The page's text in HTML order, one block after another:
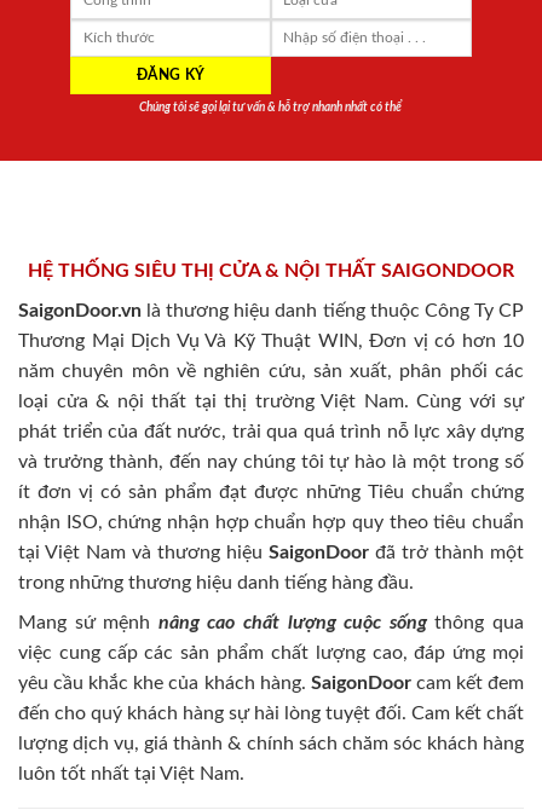
Chúng tôi sẽ gọi lại tư vấn & hỗ trợ nhanh nhất có thể
HỆ THỐNG SIÊU THỊ CỬA & NỘI THẤT SAIGONDOOR
SaigonDoor.vn là thương hiệu danh tiếng thuộc Công Ty CP
Thương Mại Dịch Vụ Và Kỹ Thuật WIN, Đơn vị có hơn 10
năm chuyên môn về nghiên cứu, sản xuất, phân phối các
loại cửa & nội thất tại thị trường Việt Nam. Cùng với sự
phát triển của đất nước, trải qua quá trình nỗ lực xây dựng
và trưởng thành, đến nay chúng tôi tự hào là một trong số
ít đơn vị có sản phẩm đạt được những Tiêu chuẩn chứng
nhận ISO, chứng nhận hợp chuẩn hợp quy theo tiêu chuẩn
tại Việt Nam và thương hiệu SaigonDoor đã trở thành một
trong những thương hiệu danh tiếng hàng đầu.
Mang sứ mệnh nâng cao chất lượng cuộc sốngthông qua
việc cung cấp các sản phẩm chất lượng cao, đáp ứng mọi
yêu cầu khắc khe của khách hàng. SaigonDoorcam kết đem
đến cho quý khách hàng sự hài lòng tuyệt đối. Cam kết chất
lượng dịch vụ, giá thành & chính sách chăm sóc khách hàng
luôn tốt nhất tại Việt Nam.